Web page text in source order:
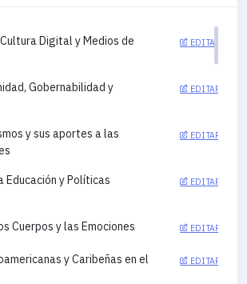
Digital y Medios de
EDITAR
Gobernabilidad y
EDITAR
y sus aportes a las
EDITAR
Educación y Políticas
EDITAR
Cuerpos y las Emociones EDITAR
y Caribeñas en el
EDITAR